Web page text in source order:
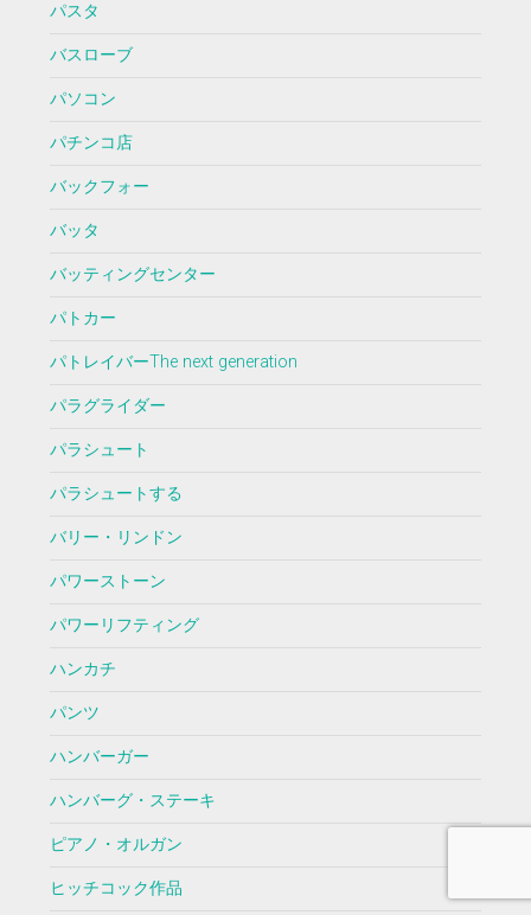
パスタ
バスローブ
パソコン
パチンコ店
バックフォー
バッタ
バッティングセンター
パトカー
パトレイバーThe next generation
パラグライダー
パラシュート
パラシュートする
バリー・リンドン
パワーストーン
パワーリフティング
ハンカチ
パンツ
ハンバーガー
ハンバーグ・ステーキ
ピアノ・オルガン
ヒッチコック作品